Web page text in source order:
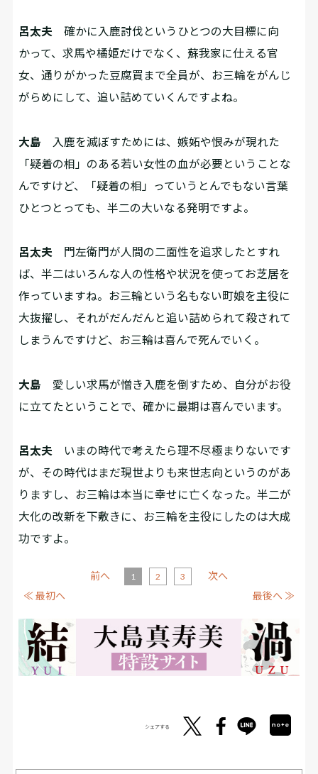
呂太夫 確かに入鹿討伐というひとつの大目標に向
かって、求馬や橘姫だけでなく、蘇我家に仕える官
女、通りがかった豆腐買まで全員が、お三輪をがんじ
がらめにして、追い詰めていくんですよね。
大島 入鹿を滅ぼすためには、嫉妬や恨みが現れた
「疑着の相」のある若い女性の血が必要ということな
んですけど、「疑着の相」っていうとんでもない言葉
ひとつとっても、半二の大いなる発明ですよ。
呂太夫 門左衛門が人間の二面性を追求したとすれ
ば、半二はいろんな人の性格や状況を使ってお芝居を
作っていますね。お三輪という名もない町娘を主役に
大抜擢し、それがだんだんと追い詰められて殺されて
しまうんですけど、お三輪は喜んで死んでいく。
大島 愛しい求馬が憎き入鹿を倒すため、自分がお役
に立てたということで、確かに最期は喜んでいます。
呂太夫 いまの時代で考えたら理不尽極まりないです
が、その時代はまだ現世よりも来世志向というのがあ
りますし、お三輪は本当に幸せに亡くなった。半二が
大化の改新を下敷きに、お三輪を主役にしたのは大成
功ですよ。
≪ 最初へ
前へ 1 2 3
次へ
最後へ ≫
シェアする